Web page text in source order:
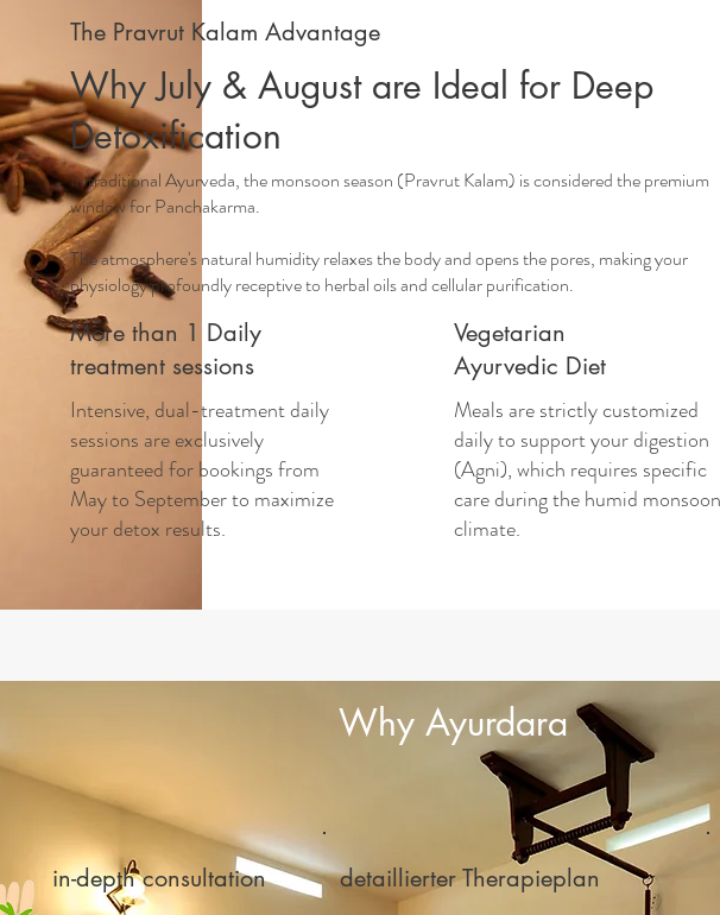
The Pravrut Kalam Advantage
Why July & August are Ideal for Deep
Detoxification
In traditional Ayurveda, the monsoon season (Pravrut Kalam) is considered the premium
window for Panchakarma.
The atmosphere's natural humidity relaxes the body and opens the pores, making your
physiology profoundly receptive to herbal oils and cellular purification.
More than 1 Daily
treatment sessions
Intensive, dual-treatment daily
sessions are exclusively
guaranteed for bookings from
May to September to maximize
your detox results.
Vegetarian
Ayurvedic Diet
Meals are strictly customized
daily to support your digestion
(Agni), which requires specific
care during the humid
climate.
Why Ayurdara
in-depth consultation detaillierter Therapieplan